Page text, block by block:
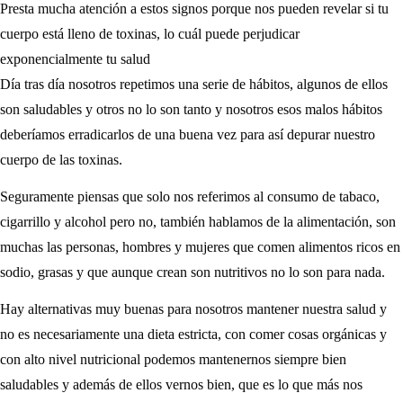
Presta mucha atención a estos signos porque nos pueden revelar si tu
cuerpo está lleno de toxinas, lo cuál puede perjudicar
exponencialmente tu salud
Día tras día nosotros repetimos una serie de hábitos, algunos de ellos
son saludables y otros no lo son tanto y nosotros esos malos hábitos
deberíamos erradicarlos de una buena vez para así depurar nuestro
cuerpo de las toxinas.
Seguramente piensas que solo nos referimos al consumo de tabaco,
cigarrillo y alcohol pero no, también hablamos de la alimentación, son
muchas las personas, hombres y mujeres que comen alimentos ricos en
sodio, grasas y que aunque crean son nutritivos no lo son para nada.
Hay alternativas muy buenas para nosotros mantener nuestra salud y
no es necesariamente una dieta estricta, con comer cosas orgánicas y
con alto nivel nutricional podemos mantenernos siempre bien
saludables y además de ellos vernos bien, que es lo que más nos